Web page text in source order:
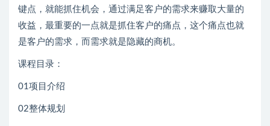
键点，就能抓住机会，通过满足客户的需求来赚取大量的
收益，最重要的一点就是抓住客户的痛点，这个痛点也就
是客户的需求，而需求就是隐藏的商机。
课程目录：
01项目介绍
02整体规划